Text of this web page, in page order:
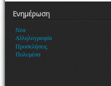
Ενημέρωση
Νεα
Αλληλογραφία
Προσκλήσεις
Πολυμέσα